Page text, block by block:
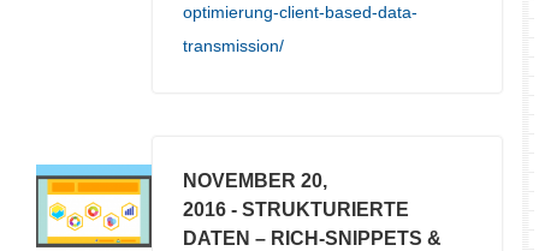
optimierung-client-based-data-
transmission/
NOVEMBER 20,
2016 - STRUKTURIERTE
DATEN – RICH-SNIPPETS &